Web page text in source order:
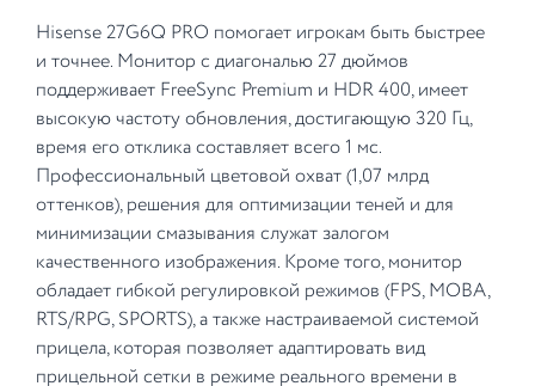
Hisense 27G6Q PRO помогает игрокам быть быстрее
и точнее. Монитор с диагональю 27 дюймов
поддерживает FreeSync Premium и HDR 400, имеет
высокую частоту обновления, достигающую 320 Гц,
время его отклика составляет всего 1 мс.
Профессиональный цветовой охват (1,07 млрд
оттенков), решения для оптимизации теней и для
минимизации смазывания служат залогом
качественного изображения. Кроме того, монитор
обладает гибкой регулировкой режимов (FPS, MOBA,
RTS/RPG, SPORTS), а также настраиваемой системой
прицела, которая позволяет адаптировать вид
прицельной сетки в режиме реального времени в